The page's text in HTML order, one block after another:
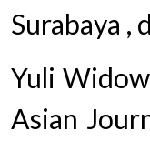
Surabaya ,
Yuli
Asian